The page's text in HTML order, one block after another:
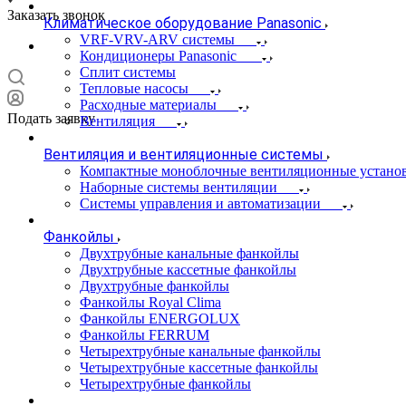
Заказать звонок
Подать заявку
Климатическое оборудование Panasonic
VRF-VRV-ARV системы
Кондиционеры Panasonic
Сплит системы
Тепловые насосы
Расходные материалы
Вентиляция
Вентиляция и вентиляционные системы
Компактные моноблочные вентиляционные
Наборные системы вентиляции
Системы управления и автоматизации
Фанкойлы
Двухтрубные канальные фанкойлы
Двухтрубные кассетные фанкойлы
Двухтрубные фанкойлы
Фанкойлы Royal Clima
Фанкойлы ENERGOLUX
Фанкойлы FERRUM
Четырехтрубные канальные фанкойлы
Четырехтрубные кассетные фанкойлы
Четырехтрубные фанкойлы